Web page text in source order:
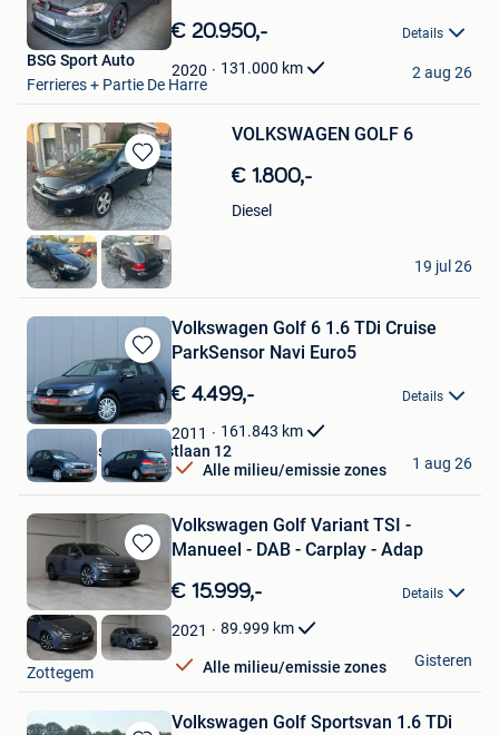
in
Mijn
Favorieten
€ 20.950,- Details
2020 131.000 km
BSG Sport Auto
Ferrieres + Partie De Harre
2 aug 26
Bewaren
in
Mijn
Favorieten
VOLKSWAGEN GOLF 6
€ 1.800,-
Diesel
berisha
Meerbeke
19 jul 26
Bewaren
in
Mijn
Favorieten
Volkswagen Golf 6 1.6 TDi Cruise
ParkSensor Navi Euro5
€ 4.499,- Details
2011 161.843 km
Alle milieu/emissie zones
Autos Zebs Toekomstlaan 12
Genk
1 aug 26
Bewaren
in
Mijn
Favorieten
Volkswagen Golf Variant TSI -
Manueel - DAB - Carplay - Adap
€ 15.999,- Details
2021 89.999 km
Alle milieu/emissie zones
GDC Auto
Zottegem
Gisteren
Volkswagen Golf Sportsvan 1.6 TDi